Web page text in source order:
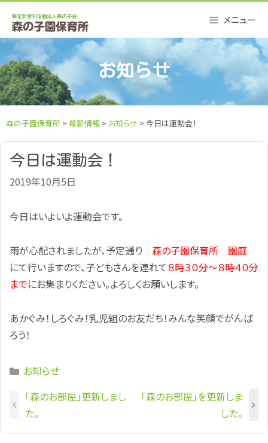
content
メニュー
お知らせ
森の子園保育所 > 最新情報 > お知らせ > 今日は運動会！
今日は運動会！
2019年10月5日
今日はいよいよ運動会です。
雨が心配されましたが、予定通り 森の子園保育所 園庭
にて行いますので、子どもさんを連れて８時３０分～８時４０分
までにお集まりください。よろしくお願いします。
あかぐみ！しろぐみ！乳児組のお友だち！みんな笑顔でがんば
ろう！
Categories
お知らせ
「森のお部屋」更新しまし
た。
「森のお部屋」を更新しま
した。